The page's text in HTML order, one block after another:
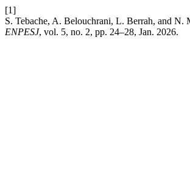
[1]
S. Tebache, A. Belouchrani, L. Berrah, and
ENPESJ, vol. 5, no. 2, pp. 24–28, Jan. 2026.